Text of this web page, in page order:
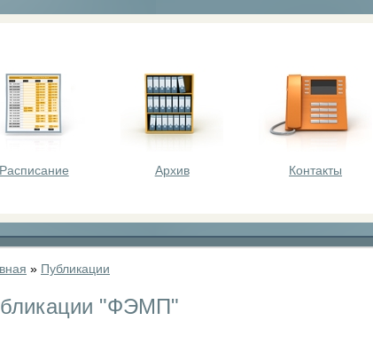
Расписание Архив Контакты
» Публикации
"ФЭМП"